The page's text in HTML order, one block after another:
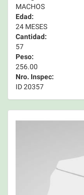
MACHOS
Edad:
24 MESES
Cantidad:
57
Peso:
256.00
Nro. Inspec:
ID 20357